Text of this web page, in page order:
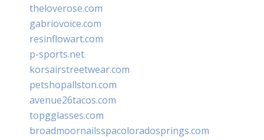
theloverose.com
gabriovoice.com
resinflowart.com
p-sports.net
korsairstreetwear.com
petshopallston.com
avenue26tacos.com
topgglasses.com
broadmoornailsspacoloradosprings.com